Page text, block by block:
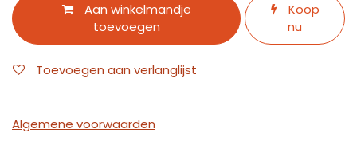
Aan winkelmandje
toevoegen
Koop
nu
Toevoegen aan verlanglijst
Algemene voorwaarden